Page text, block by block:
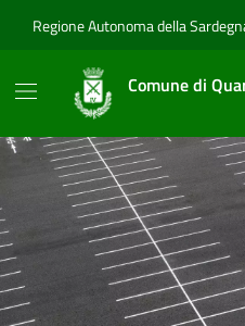
Regione Autonoma della
Comune di